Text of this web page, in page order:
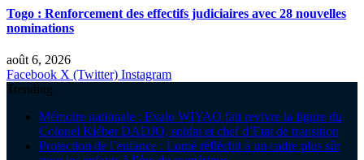
Togo : Renforcement des effectifs judiciaires avec 28 nouvelles
nominations
août 6, 2026
Facebook X (Twitter) Instagram
Trending
Mémoire nationale : Evalo WIYAO fait revivre la figure du
Colonel Kléber DADJO, soldat et chef d’Etat de transition
Protection de l’enfance : Lomé réfléchit à un cadre plus sûr